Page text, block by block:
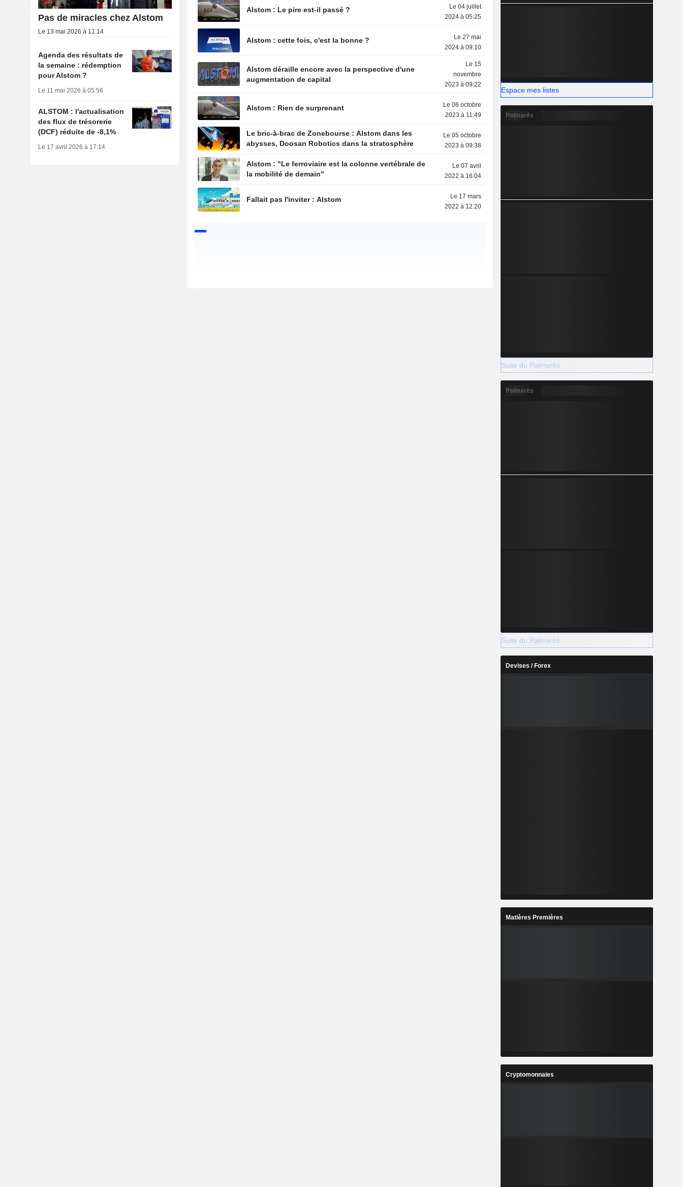
Alstom : Le pire est-il passé ?
Le 04 juillet
2024 à 05:25
Alstom : cette fois, c'est la bonne ?
Le 27 mai
2024 à 09:10
Alstom déraille encore avec la perspective d'une
augmentation de capital
Le 15
novembre
2023 à 09:22
Alstom : Rien de surprenant
Le 06 octobre
2023 à 11:49
Le bric-à-brac de Zonebourse : Alstom dans les
abysses, Doosan Robotics dans la stratosphère
Le 05 octobre
2023 à 09:38
Alstom : "Le ferroviaire est la colonne vertébrale de
la mobilité de demain"
Le 07 avril
2022 à 16:04
Fallait pas l'inviter : Alstom
Le 17 mars
2022 à 12:20
Pas de miracles chez Alstom
Le 13 mai 2026 à 11:14
Agenda des résultats de
la semaine : rédemption
pour Alstom ?
Le 11 mai 2026 à 05:56
ALSTOM : l'actualisation
des flux de trésorerie
(DCF) réduite de -8,1%
Le 17 avril 2026 à 17:14
Espace mes listes
Palmarès
Suite du Palmarès
Palmarès
Suite du Palmarès
Devises / Forex
Matières Premières
Cryptomonnaies